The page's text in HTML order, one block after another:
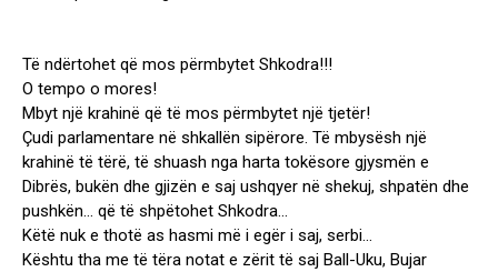
Të ndërtohet që mos përmbytet Shkodra!!!
O tempo o mores!
Mbyt një krahinë që të mos përmbytet një tjetër!
Çudi parlamentare në shkallën sipërore. Të mbysësh një
krahinë të tërë, të shuash nga harta tokësore gjysmën e
Dibrës, bukën dhe gjizën e saj ushqyer në shekuj, shpatën dhe
pushkën… që të shpëtohet Shkodra…
Këtë nuk e thotë as hasmi më i egër i saj, serbi…
Kështu tha me të tëra notat e zërit të saj Ball-Uku, Bujar